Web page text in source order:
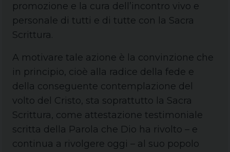
promozione e la cura dell’incontro vivo e
personale di tutti e di tutte con la Sacra
Scrittura.
A motivare tale azione è la convinzione che
in principio, cioè alla radice della fede e
della conseguente contemplazione del
volto del Cristo, sta soprattutto la Sacra
Scrittura, come attestazione testimoniale
scritta della Parola che Dio ha rivolto – e
continua a rivolgere oggi – al suo popolo